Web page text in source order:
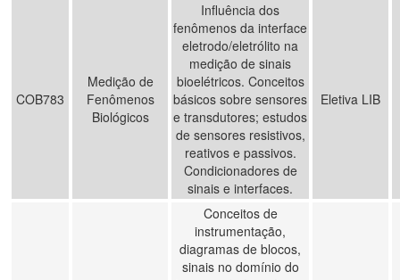
COB783
Medição de
Fenômenos
Biológicos
Influência dos
fenômenos da interface
eletrodo/eletrólito na
medição de sinais
bioelétricos. Conceitos
básicos sobre sensores
e transdutores; estudos
de sensores resistivos,
reativos e passivos.
Condicionadores de
sinais e interfaces.
Eletiva LIB
Conceitos de
instrumentação,
diagramas de blocos,
sinais no domínio do